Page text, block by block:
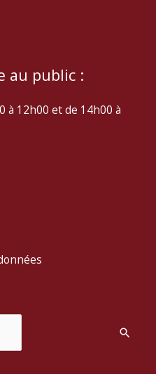
au public :
à 12h00 et de 14h00 à